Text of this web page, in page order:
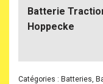
Batterie
Hoppecke
Catégories : Batteries